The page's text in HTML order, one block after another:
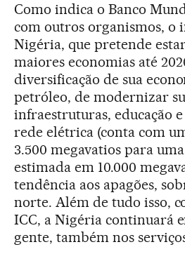
Como indica o Banco
com outros organismos, o
Nigéria, que pretende
maiores economias até
diversificação de sua
petróleo, de modernizar
infraestruturas, educação
rede elétrica (conta com
3.500 megavatios para
estimada em 10.000
tendência aos apagões,
norte. Além de tudo isso,
ICC, a Nigéria continuará
gente, também nos